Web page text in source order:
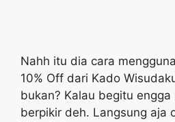
Nahh itu dia cara
10% Off dari Kado
bukan? Kalau begitu
berpikir deh. Langsung aja